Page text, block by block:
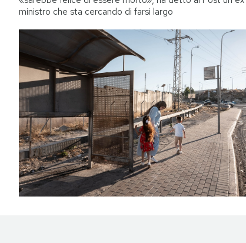
ministro che sta cercando di farsi largo